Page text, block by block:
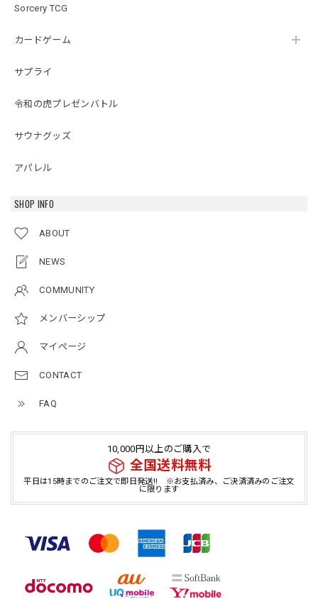
Sorcery TCG
カードゲーム
サプライ
令和の虎プレゼンバトル
サウナグッズ
アパレル
SHOP INFO
ABOUT
NEWS
COMMUNITY
メンバーシップ
マイページ
CONTACT
FAQ
10,000円以上のご購入で
全国送料無料
平日は15時までのご注文で即日発送!! ※お支払済み、ご決済済みのご注文
に限ります